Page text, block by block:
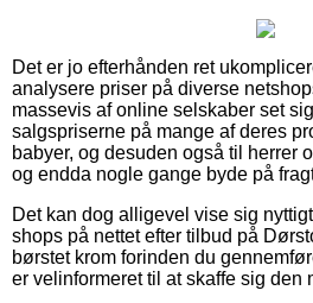
Det er jo efterhånden ret
analysere priser på diverse
massevis af online selskaber set
salgspriserne på mange af deres
babyer, og desuden også til herrer
og endda nogle gange byde på
Det kan dog alligevel vise sig
shops på nettet efter tilbud på
børstet krom forinden du
er velinformeret til at skaffe sig den